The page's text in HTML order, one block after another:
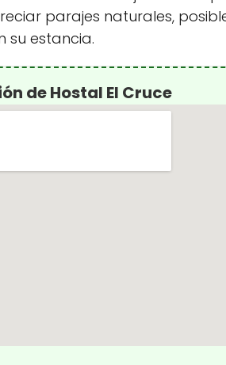
parajes naturales,
su estancia.
de Hostal El Cruce